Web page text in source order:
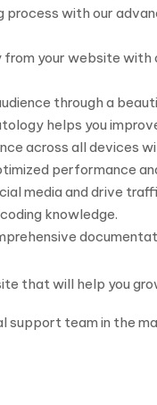
process with our
your website
through a
helps you
across all devices
performance
media and drive
knowledge.
that will help you
team in the